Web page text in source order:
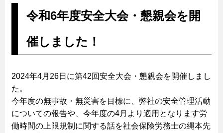
令和6年度安全大会・懇親会を開
催しました！
2024年4月26日に第42回安全大会・懇親会を開催しまし
た。
今年度の無事故・無災害を目標に、弊社の安全管理活動
についての報告や、今年度の4月より適用となります労
働時間の上限規制に関する話を社会保険労務士の縄本先